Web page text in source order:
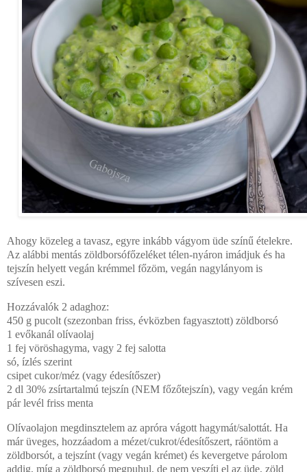
Ahogy közeleg a tavasz, egyre inkább vágyom üde színű ételekre.
Az alábbi mentás zöldborsófőzeléket télen-nyáron imádjuk és ha
tejszín helyett vegán krémmel főzöm, vegán nagylányom is
szívesen eszi.
Hozzávalók 2 adaghoz:
450 g pucolt (szezonban friss, évközben fagyasztott) zöldborsó
1 evőkanál olívaolaj
1 fej vöröshagyma, vagy 2 fej salotta
só, ízlés szerint
csipet cukor/méz (vagy édesítőszer)
2 dl 30% zsírtartalmú tejszín (NEM főzőtejszín), vagy vegán krém
pár levél friss menta
Olívaolajon megdinsztelem az apróra vágott hagymát/salottát. Ha
már üveges, hozzáadom a mézet/cukrot/édesítőszert, ráöntöm a
zöldborsót, a tejszínt (vagy vegán krémet) és kevergetve párolom
addig, míg a zöldborsó megpuhul, de nem veszíti el az üde, zöld